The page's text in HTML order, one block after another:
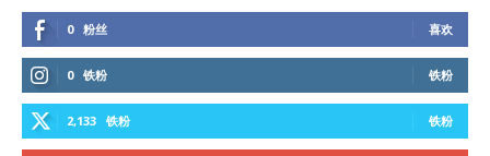
0 粉丝 喜欢
0 铁粉 铁粉
2,133 铁粉 铁粉